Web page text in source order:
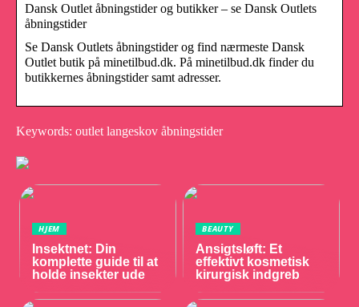
Dansk Outlet åbningstider og butikker – se Dansk Outlets
åbningstider
Se Dansk Outlets åbningstider og find nærmeste Dansk
Outlet butik på minetilbud.dk. På minetilbud.dk finder du
butikkernes åbningstider samt adresser.
Keywords: outlet langeskov åbningstider
HJEM
Insektnet: Din
komplette guide til at
holde insekter ude
BEAUTY
Ansigtsløft: Et
effektivt kosmetisk
kirurgisk indgreb